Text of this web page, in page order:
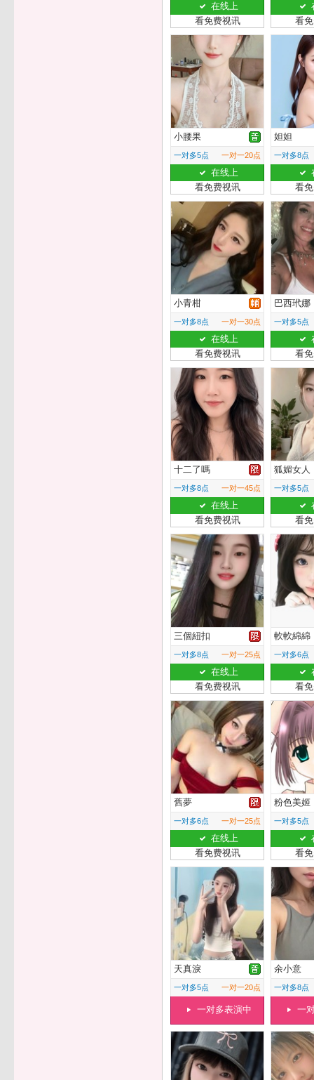
在线上
看免费视讯
看
小腰果
一对多5点 一对一20点
在线上
看免费视讯
妲妲
一对多8点
看
小青柑
一对多8点 一对一30点
在线上
看免费视讯
巴西玳娜
一对多5点
看
十二了嗎
一对多8点 一对一45点
在线上
看免费视讯
狐媚女人
一对多5点
看
三個紐扣
一对多8点 一对一25点
在线上
看免费视讯
軟軟綿綿
一对多6点
看
舊夢
一对多6点 一对一25点
在线上
看免费视讯
粉色美姬
一对多5点
看
天真淚
一对多5点 一对一20点
一对多表演中
余小意
一对多8点
一